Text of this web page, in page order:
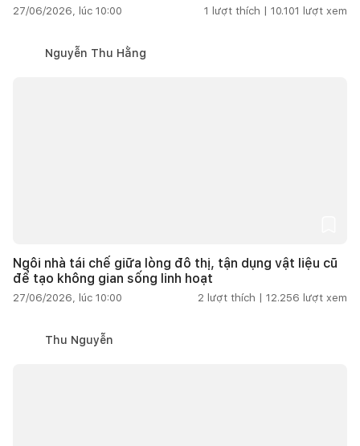
27/06/2026, lúc 10:00 1 lượt thích | 10.101 lượt xem
Nguyễn Thu Hằng
Ngôi nhà tái chế giữa lòng đô thị, tận dụng vật liệu cũ
để tạo không gian sống linh hoạt
27/06/2026, lúc 10:00 2 lượt thích | 12.256 lượt xem
Thu Nguyễn